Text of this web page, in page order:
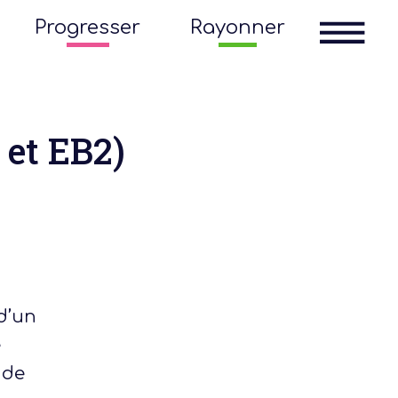
Progresser Rayonner
EB2)